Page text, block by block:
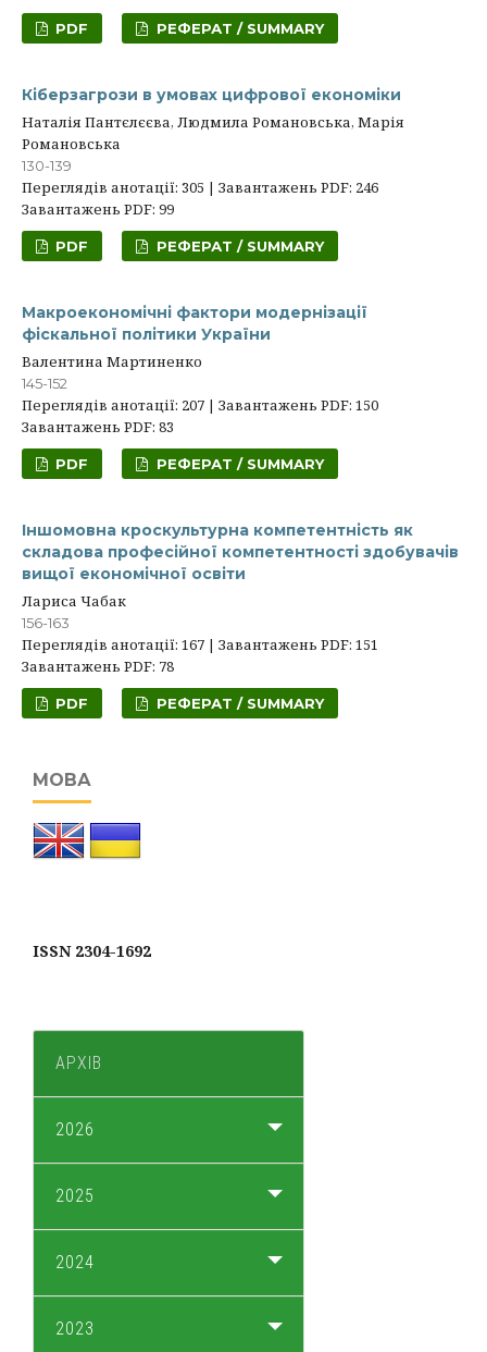
PDF РЕФЕРАТ / SUMMARY
Кіберзагрози в умовах цифрової економіки
Наталія Пантєлєєва, Людмила Романовська, Марія
Романовська
130-139
Переглядів анотації: 305 | Завантажень PDF: 246
Завантажень PDF: 99
PDF РЕФЕРАТ / SUMMARY
Макроекономічні фактори модернізації
фіскальної політики України
Валентина Мартиненко
145-152
Переглядів анотації: 207 | Завантажень PDF: 150
Завантажень PDF: 83
PDF РЕФЕРАТ / SUMMARY
Іншомовна кроскультурна компетентність як
складова професійної компетентності здобувачів
вищої економічної освіти
Лариса Чабак
156-163
Переглядів анотації: 167 | Завантажень PDF: 151
Завантажень PDF: 78
PDF РЕФЕРАТ / SUMMARY
МОВА
ISSN 2304-1692
АРХІВ
2026
2025
2024
2023